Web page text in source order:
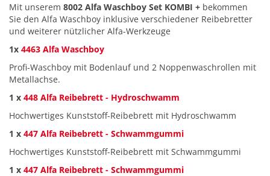
Mit unserem 8002 Alfa Waschboy Set KOMBI + bekommen
Sie den Alfa Waschboy inklusive verschiedener Reibebretter
und weiterer nützlicher Alfa-Werkzeuge
1x 4463 Alfa Waschboy
Profi-Waschboy mit Bodenlauf und 2 Noppenwaschrollen mit
Metallachse.
1 x 448 Alfa Reibebrett - Hydroschwamm
Hochwertiges Kunststoff-Reibebrett mit Hydroschwamm
1 x 447 Alfa Reibebrett - Schwammgummi
Hochwertiges Kunststoff-Reibebrett mit Schwammgummi
1 x 447 Alfa Reibebrett - Schwammgummi